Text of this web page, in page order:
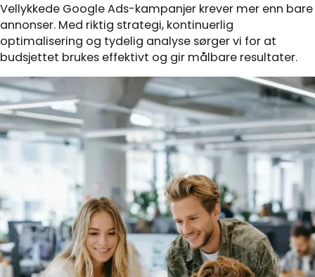
Vellykkede Google Ads-kampanjer krever mer enn bare
annonser. Med riktig strategi, kontinuerlig
optimalisering og tydelig analyse sørger vi for at
budsjettet brukes effektivt og gir målbare resultater.